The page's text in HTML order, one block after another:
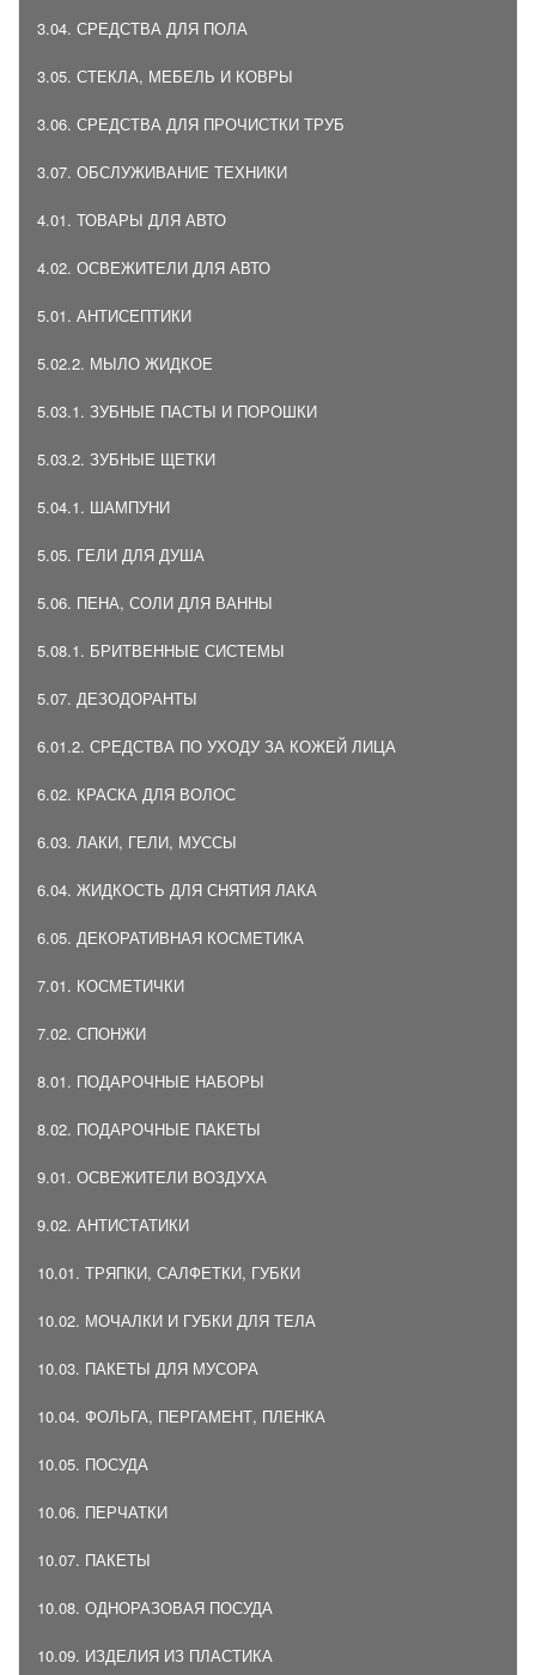
3.04. СРЕДСТВА ДЛЯ ПОЛА
3.05. СТЕКЛА, МЕБЕЛЬ И КОВРЫ
3.06. СРЕДСТВА ДЛЯ ПРОЧИСТКИ ТРУБ
3.07. ОБСЛУЖИВАНИЕ ТЕХНИКИ
4.01. ТОВАРЫ ДЛЯ АВТО
4.02. ОСВЕЖИТЕЛИ ДЛЯ АВТО
5.01. АНТИСЕПТИКИ
5.02.2. МЫЛО ЖИДКОЕ
5.03.1. ЗУБНЫЕ ПАСТЫ И ПОРОШКИ
5.03.2. ЗУБНЫЕ ЩЕТКИ
5.04.1. ШАМПУНИ
5.05. ГЕЛИ ДЛЯ ДУША
5.06. ПЕНА, СОЛИ ДЛЯ ВАННЫ
5.08.1. БРИТВЕННЫЕ СИСТЕМЫ
5.07. ДЕЗОДОРАНТЫ
6.01.2. СРЕДСТВА ПО УХОДУ ЗА КОЖЕЙ ЛИЦА
6.02. КРАСКА ДЛЯ ВОЛОС
6.03. ЛАКИ, ГЕЛИ, МУССЫ
6.04. ЖИДКОСТЬ ДЛЯ СНЯТИЯ ЛАКА
6.05. ДЕКОРАТИВНАЯ КОСМЕТИКА
7.01. КОСМЕТИЧКИ
7.02. СПОНЖИ
8.01. ПОДАРОЧНЫЕ НАБОРЫ
8.02. ПОДАРОЧНЫЕ ПАКЕТЫ
9.01. ОСВЕЖИТЕЛИ ВОЗДУХА
9.02. АНТИСТАТИКИ
10.01. ТРЯПКИ, САЛФЕТКИ, ГУБКИ
10.02. МОЧАЛКИ И ГУБКИ ДЛЯ ТЕЛА
10.03. ПАКЕТЫ ДЛЯ МУСОРА
10.04. ФОЛЬГА, ПЕРГАМЕНТ, ПЛЕНКА
10.05. ПОСУДА
10.06. ПЕРЧАТКИ
10.07. ПАКЕТЫ
10.08. ОДНОРАЗОВАЯ ПОСУДА
10.09. ИЗДЕЛИЯ ИЗ ПЛАСТИКА